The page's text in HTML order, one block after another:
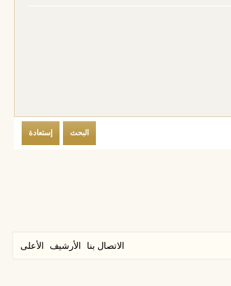
الاتصال بنا الأرشيف الأعلى